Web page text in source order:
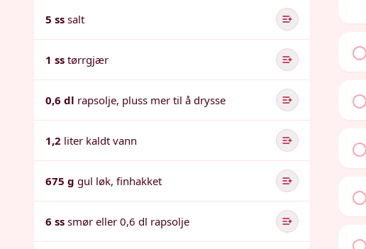
5 ss salt
1 ss tørrgjær
0,6 dl rapsolje, pluss mer til å drysse
1,2 liter kaldt vann
675 g gul løk, finhakket
6 ss smør eller 0,6 dl rapsolje